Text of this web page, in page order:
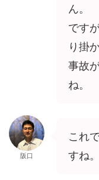
ん。
です
り掛
事故
ね。
阪口
これ
すね。